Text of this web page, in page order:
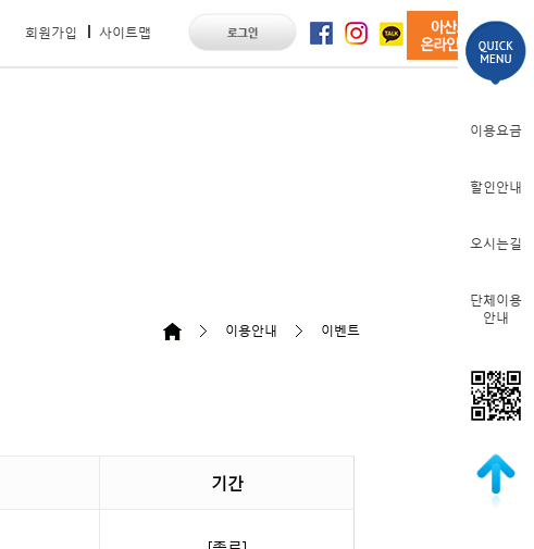
회원가입 사이트맵
이용안내 이벤트
기간
이용요금
할인안내
오시는길
안내